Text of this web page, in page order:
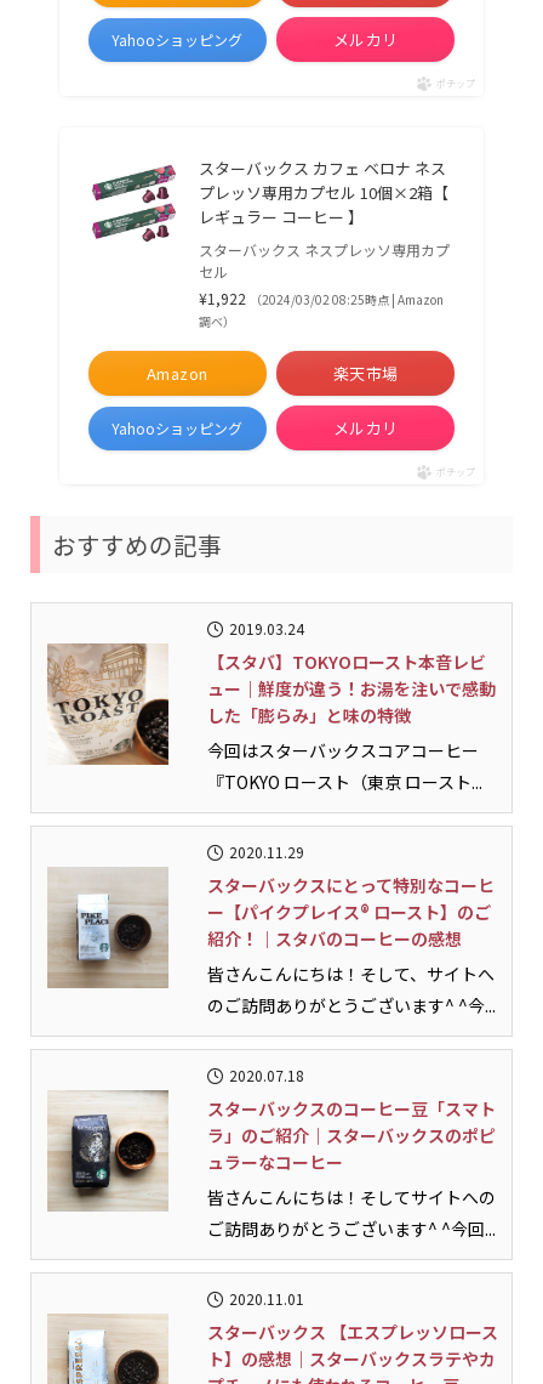
Yahooショッピング メルカリ
ポチップ
スターバックス カフェ ベロナ ネス
プレッソ専用カプセル 10個×2箱【
レギュラー コーヒー 】
スターバックス ネスプレッソ専用カプ
セル
¥1,922
（2024/03/02 08:25時点 | Amazon
調べ）
Amazon 楽天市場
Yahooショッピング メルカリ
ポチップ
おすすめの記事
2019.03.24
【スタバ】TOKYOロースト本音レビ
ュー｜鮮度が違う！お湯を注いで感動
した「膨らみ」と味の特徴
今回はスターバックスコアコーヒー
『TOKYO ロースト（東京 ロースト...
2020.11.29
スターバックスにとって特別なコーヒ
ー【パイクプレイス® ロースト】のご
紹介！｜スタバのコーヒーの感想
皆さんこんにちは！そして、サイトへ
のご訪問ありがとうございます^ ^今...
2020.07.18
スターバックスのコーヒー豆「スマト
ラ」のご紹介｜スターバックスのポピ
ュラーなコーヒー
皆さんこんにちは！そしてサイトへの
ご訪問ありがとうございます^ ^今回...
2020.11.01
スターバックス 【エスプレッソロース
ト】の感想｜スターバックスラテやカ